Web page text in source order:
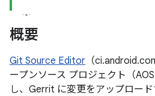
概要
Git Source Editor （
ープンソース プロジェクト（
し、Gerrit に変更をアップロー